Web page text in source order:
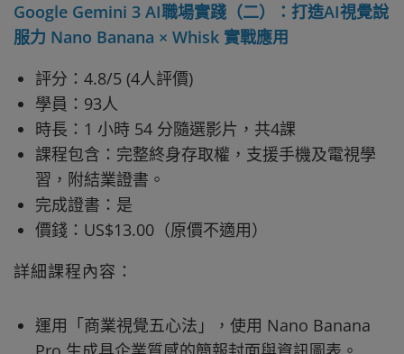
Google Gemini 3 AI職場實踐（二）：打造AI視覺說
服力 Nano Banana × Whisk 實戰應用
評分：4.8/5 (4人評價)
學員：93人
時長：1 小時 54 分隨選影片，共4課
課程包含：完整終身存取權，支援手機及電視學
習，附結業證書。
完成證書：是
價錢：US$13.00（原價不適用）
詳細課程內容：
運用「商業視覺五心法」，使用 Nano Banana